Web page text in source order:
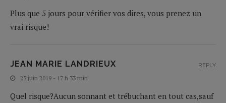
Plus que 5 jours pour vérifier vos dires, vous prenez un
vrai risque!
JEAN MARIE LANDRIEUX
25 juin 2019 - 17 h 33 min
Quel risque?Aucun sonnant et trébuchant en tout cas,sauf
REPLY